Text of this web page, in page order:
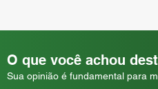
O que você achou
Sua opinião é fundamental para